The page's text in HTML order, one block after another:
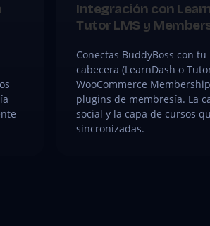
Integración con
Tutor LMS y
Conectas BuddyBoss con tu
cabecera (LearnDash o
WooCommerce
plugins de membresía. La
social y la capa de cursos
sincronizadas.